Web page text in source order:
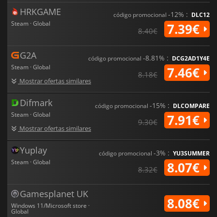
HRKGAME
Steam · Global
código promocional -12% : DLC12
8.40€ 7.39€
G2A
Steam · Global
Mostrar ofertas similares
código promocional -8.81% : DCG2AD1Y4E
8.18€ 7.46€
Difmark
Steam · Global
Mostrar ofertas similares
código promocional -15% : DLCOMPARE
9.30€ 7.91€
Yuplay
Steam · Global
código promocional -3% : YU3SUMMER
8.32€ 8.07€
Gamesplanet UK
Windows 11/Microsoft store ·
Global 8.08€